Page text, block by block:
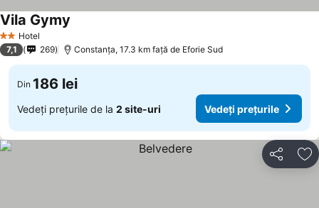
2 SteleHotel
Vila Gymy
7,1 269 Constanța, 17.3 km faţă de Eforie Sud
Din 186 lei
Vedeți prețurile de la 2 site-uri Vedeți prețurile
Distribuiți